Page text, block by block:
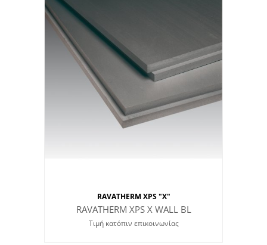
RAVATHERM XPS "X"
RAVATHERM XPS X WALL BL
Τιμή κατόπιν επικοινωνίας